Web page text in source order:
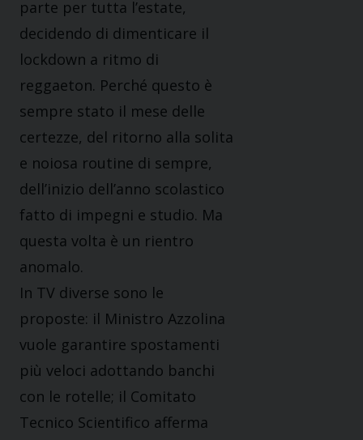
parte per tutta l’estate,
decidendo di dimenticare il
lockdown a ritmo di
reggaeton. Perché questo è
sempre stato il mese delle
certezze, del ritorno alla solita
e noiosa routine di sempre,
dell’inizio dell’anno scolastico
fatto di impegni e studio. Ma
questa volta è un rientro
anomalo.
In TV diverse sono le
proposte: il Ministro Azzolina
vuole garantire spostamenti
più veloci adottando banchi
con le rotelle; il Comitato
Tecnico Scientifico afferma